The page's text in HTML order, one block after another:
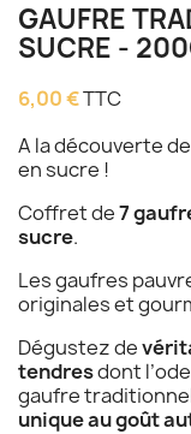
GAUFRE
SUCRE -
6,00 €TTC
A la découverte
en sucre !
Coffret de7
sucre.
Les gaufres
originales et
Dégustez de
tendresdont
gaufre
unique au goût